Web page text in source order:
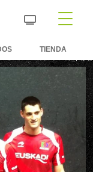
TIENDA